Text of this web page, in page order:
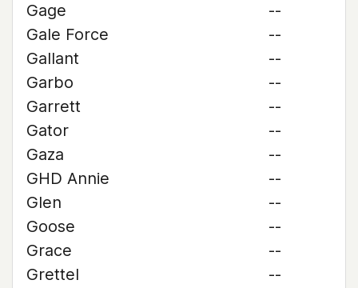
Gage
--
Gale Force
--
Gallant
--
Garbo
--
Garrett
--
Gator
--
Gaza
--
GHD Annie
--
Glen
--
Goose
--
Grace
--
Grettel
--